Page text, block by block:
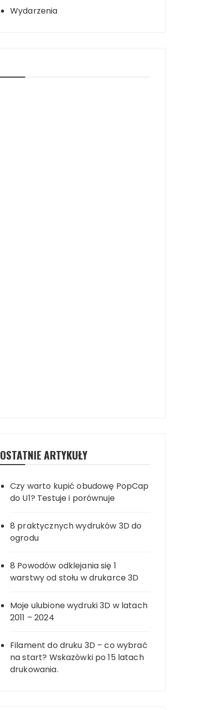
Wydarzenia
OSTATNIE ARTYKUŁY
Czy warto kupić obudowę PopCap
do U1? Testuje i porównuje
8 praktycznych wydruków 3D do
ogrodu
8 Powodów odklejania się 1
warstwy od stołu w drukarce 3D
Moje ulubione wydruki 3D w latach
2011 – 2024
Filament do druku 3D – co wybrać
na start? Wskazówki po 15 latach
drukowania.